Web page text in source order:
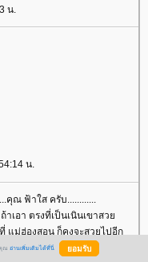
น.
น.
ณ ฟ้าใส ครับ............
าเอา ตรงที่เป็นเนินเขาสว
แม่ฮ่องสอน ก็คงจะสวยไปอีก
หนาวตลอดปี ฝนตกแต่น้ำไม่
ณ อ่านเพิ่มเติมได้ที่นี่